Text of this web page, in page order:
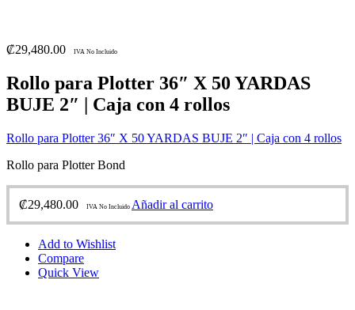
₡29,480.00 IVA No Incluido
Rollo para Plotter 36″ X 50 YARDAS
BUJE 2″ | Caja con 4 rollos
Rollo para Plotter 36″ X 50 YARDAS BUJE 2″ | Caja con 4 rollos
Rollo para Plotter Bond
₡29,480.00 IVA No Incluido Añadir al carrito
Add to Wishlist
Compare
Quick View